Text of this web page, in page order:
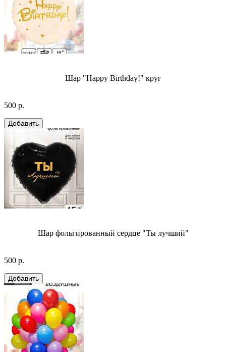
Шар "Happy Birthday!" круг
500 р.
Шар фольгированный сердце "Ты лучший"
500 р.